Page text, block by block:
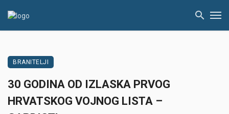
BRANITELJI
30 GODINA OD IZLASKA PRVOG
HRVATSKOG VOJNOG LISTA –